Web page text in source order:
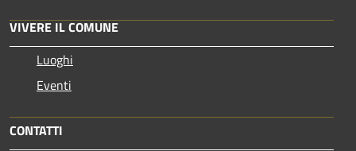
VIVERE IL COMUNE
Luoghi
Eventi
CONTATTI